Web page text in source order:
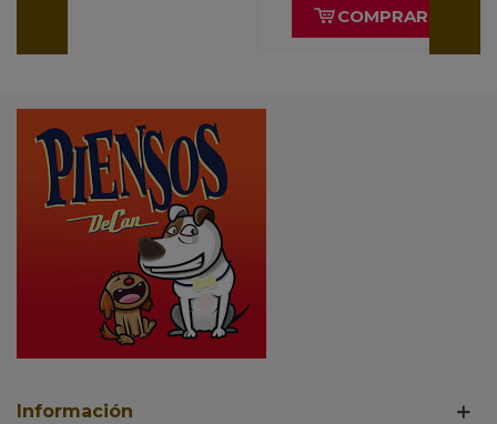
COMPRAR
Información